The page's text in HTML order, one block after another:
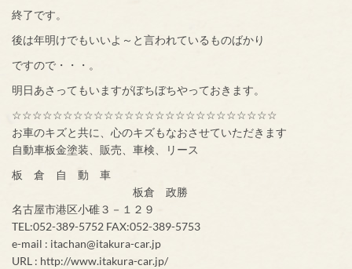
終了です。
後は年明けでもいいよ～と言われているものばかり
ですので・・・。
明日あさってもいますがぼちぼちやっておきます。
☆☆☆☆☆☆☆☆☆☆☆☆☆☆☆☆☆☆☆☆☆☆☆☆☆☆
お車のキズと共に、心のキズもなおさせていただきます
自動車板金塗装、販売、車検、リース
板 倉 自 動 車
板倉 政勝
名古屋市港区小碓３－１２９
TEL:052-389-5752 FAX:052-389-5753
e-mail : itachan@itakura-car.jp
URL : http://www.itakura-car.jp/